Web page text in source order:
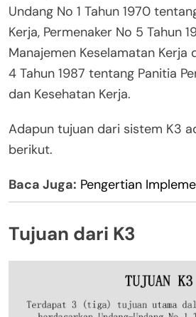
Undang No 1 Tahun 1970
Kerja, Permenaker No 5 Tahun
Manajemen Keselamatan Kerja
4 Tahun 1987 tentang Panitia
dan Kesehatan Kerja.
Adapun tujuan dari sistem K3
berikut.
Baca Juga: Pengertian
Tujuan dari K3